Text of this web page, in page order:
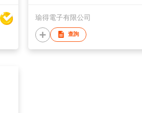
瑜得電子有限公司
查詢